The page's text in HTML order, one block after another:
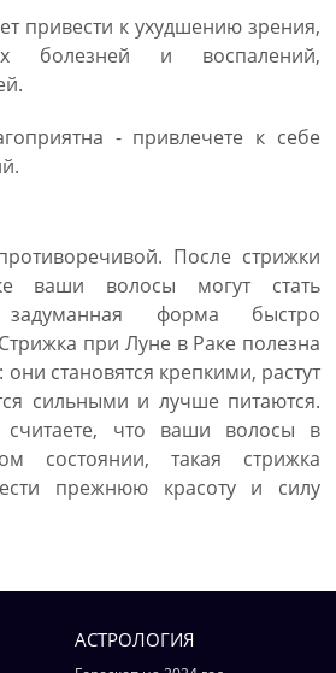
привести к ухудшению зрения,
болезней и воспалений,
- привлечете к себе
После стрижки
ваши волосы могут стать
задуманная форма быстро
при Луне в Раке полезна
становятся крепкими, растут
сильными и лучше питаются.
что ваши волосы в
состоянии, такая стрижка
прежнюю красоту и силу
АСТРОЛОГИЯ